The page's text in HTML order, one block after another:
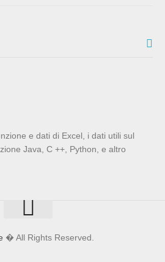
e dati di Excel, i dati utili sul
Java, C ++, Python, e altro
� All Rights Reserved.